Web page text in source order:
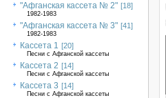
"Афганская кассета № 2" [18]
1982-1983
"Афганская кассета № 3" [41]
1982-1983
Кассета 1 [20]
Песни с Афганской кассеты
Кассета 2 [14]
Песни с Афганской кассеты
Кассета 3 [14]
Песни с Афганской кассеты